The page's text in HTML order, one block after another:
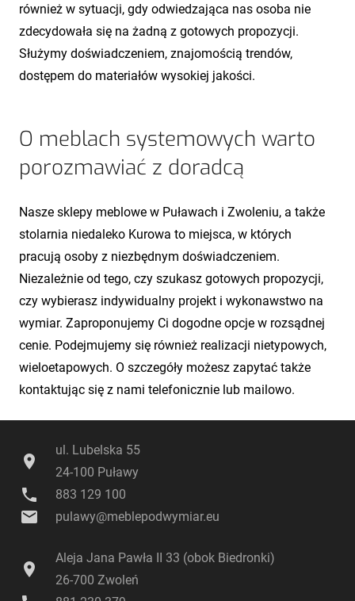
również w sytuacji, gdy odwiedzająca nas osoba nie
zdecydowała się na żadną z gotowych propozycji.
Służymy doświadczeniem, znajomością trendów,
dostępem do materiałów wysokiej jakości.
O meblach systemowych warto
porozmawiać z doradcą
Nasze sklepy meblowe w Puławach i Zwoleniu, a także
stolarnia niedaleko Kurowa to miejsca, w których
pracują osoby z niezbędnym doświadczeniem.
Niezależnie od tego, czy szukasz gotowych propozycji,
czy wybierasz indywidualny projekt i wykonawstwo na
wymiar. Zaproponujemy Ci dogodne opcje w rozsądnej
cenie. Podejmujemy się również realizacji nietypowych,
wieloetapowych. O szczegóły możesz zapytać także
kontaktując się z nami telefonicznie lub mailowo.
location_on
ul. Lubelska 55
24-100 Puławy
phone 883 129 100
email pulawy@meblepodwymiar.eu
location_on
Aleja Jana Pawła II 33 (obok Biedronki)
26-700 Zwoleń